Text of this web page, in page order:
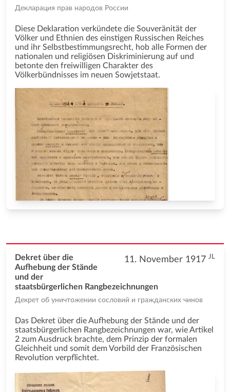
Декларация прав народов России
Diese Deklaration verkündete die Souveränität der
Völker und Ethnien des einstigen Russischen Reiches
und ihr Selbstbestimmungsrecht, hob alle Formen der
nationalen und religiösen Diskriminierung auf und
betonte den freiwilligen Charakter des
Völkerbündnisses im neuen Sowjetstaat.
11. November 1917JL
Dekret über die
Aufhebung der Stände
und der
staatsbürgerlichen Rangbezeichnungen
Декрет об уничтожении сословий и гражданских чинов
Das Dekret über die Aufhebung der Stände und der
staatsbürgerlichen Rangbezeichnungen war, wie Artikel
2 zum Ausdruck brachte, dem Prinzip der formalen
Gleichheit und somit dem Vorbild der Französischen
Revolution verpflichtet.